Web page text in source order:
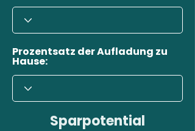
Prozentsatz der Aufladung zu
Hause:
Sparpotential